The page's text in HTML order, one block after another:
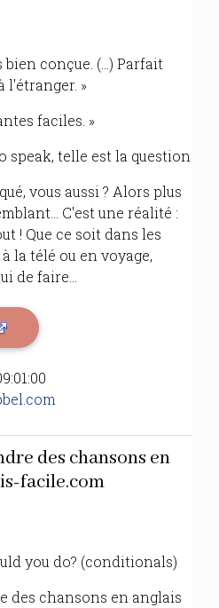
conçue. (...) Parfait
l'étranger. »
faciles. »
speak, telle est la question
vous aussi ? Alors plus
C'est une réalité :
! Que ce soit dans les
la télé ou en voyage,
de faire...
des chansons en
facile.com
you do? (conditionals)
des chansons en anglais